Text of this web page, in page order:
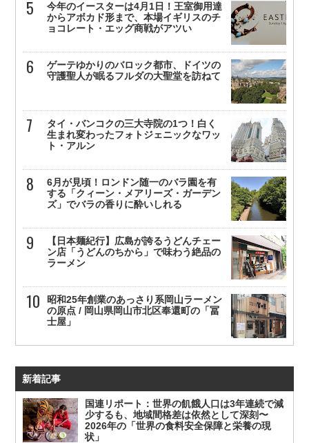
今年のイースターは4月1日！王室御用達
からアボカド形まで、本場イギリスのチ
ョコレート・エッグ商戦がアツい
ゲーテゆかりのバロック都市、ドイツの
守護聖人が眠るフルダの大聖堂を訪ねて
タイ・バンコクの三大寺院の1つ！白く
生まれ変わったフォトジェニックなワッ
ト・アルン
6月が見頃！ロンドン随一のバラ園を有
する「クィーン・メアリーズ・ガーデン
ズ」でバラの香りに酔いしれる
【日本麺紀行】広島が誇るうどんチェー
ン店「うどんのちから」で味わう絶品の
ラーメン
昭和25年創業のあっさり系岡山ラーメン
の原点 / 岡山県岡山市北区奉還町の「冨
士屋」
新着記事
国連リポート：世界の飢餓人口は3年連続で減
少するも、地域間格差は依然として深刻〜
2026年の「世界の食料安全保障と栄養の現
状」